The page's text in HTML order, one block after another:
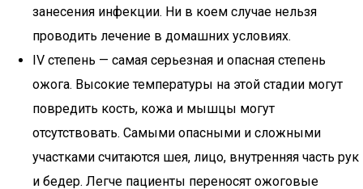
занесения инфекции. Ни в коем случае нельзя
проводить лечение в домашних условиях.
IV степень — самая серьезная и опасная степень
ожога. Высокие температуры на этой стадии могут
повредить кость, кожа и мышцы могут
отсутствовать. Самыми опасными и сложными
участками считаются шея, лицо, внутренняя часть рук
и бедер. Легче пациенты переносят ожоговые